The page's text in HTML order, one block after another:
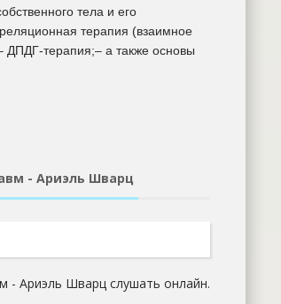
тела и его
терапия (взаимное
ДПДГ-терапия;– а также основы
- Ариэль Шварц
- Ариэль Шварц слушать онлайн.